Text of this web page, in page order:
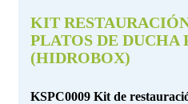
KIT
PLATOS DE DUCHA
(HIDROBOX)
KSPC0009 Kit de